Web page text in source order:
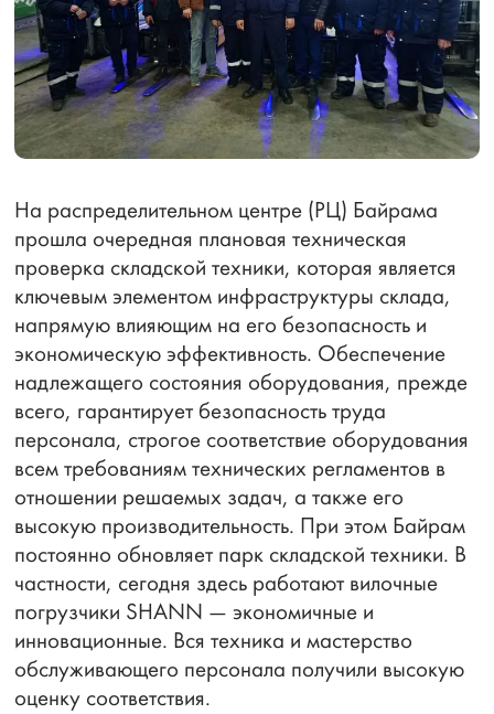
На распределительном центре (РЦ) Байрама
прошла очередная плановая техническая
проверка складской техники, которая является
ключевым элементом инфраструктуры склада,
напрямую влияющим на его безопасность и
экономическую эффективность. Обеспечение
надлежащего состояния оборудования, прежде
всего, гарантирует безопасность труда
персонала, строгое соответствие оборудования
всем требованиям технических регламентов в
отношении решаемых задач, а также его
высокую производительность. При этом Байрам
постоянно обновляет парк складской техники. В
частности, сегодня здесь работают вилочные
погрузчики SHANN — экономичные и
инновационные. Вся техника и мастерство
обслуживающего персонала получили высокую
оценку соответствия.